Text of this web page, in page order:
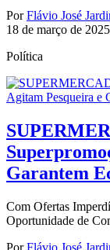
PorFlávio José
18 de março de
Política
Garantem
Com Ofertas
Oportunidade de
PorFlávio José